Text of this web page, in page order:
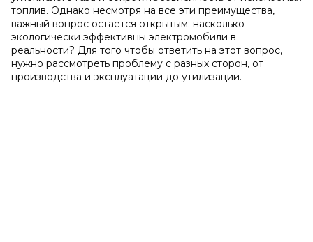
топлив. Однако несмотря на все эти преимущества,
важный вопрос остаётся открытым: насколько
экологически эффективны электромобили в
реальности? Для того чтобы ответить на этот вопрос,
нужно рассмотреть проблему с разных сторон, от
производства и эксплуатации до утилизации.